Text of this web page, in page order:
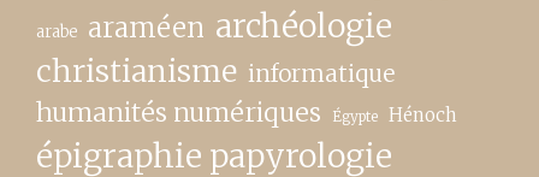
arabe araméen archéologie
christianisme informatique
humanités numériques Égypte Hénoch
épigraphie papyrologie